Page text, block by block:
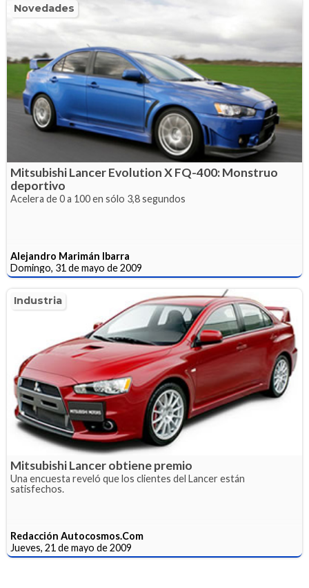
Novedades
Mitsubishi Lancer Evolution X FQ-400: Monstruo
deportivo
Acelera de 0 a 100 en sólo 3,8 segundos
Alejandro Marimán Ibarra
Domingo, 31 de mayo de 2009
Industria
Mitsubishi Lancer obtiene premio
Una encuesta reveló que los clientes del Lancer están
satisfechos.
Redacción Autocosmos.Com
Jueves, 21 de mayo de 2009